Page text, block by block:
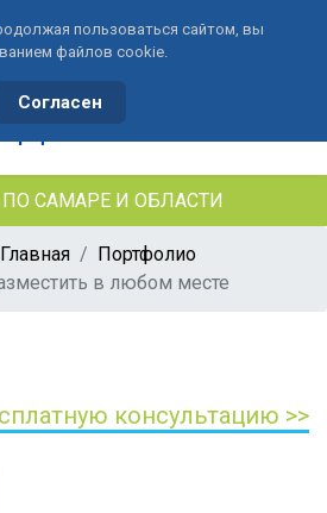
33
+7 (991) 459-10-34
s@ya.ru
САМАРЕ И ОБЛАСТИ
Главная
Портфолио
в любом месте
консультацию >>
пользоваться сайтом, вы
файлов cookie.
Согласен